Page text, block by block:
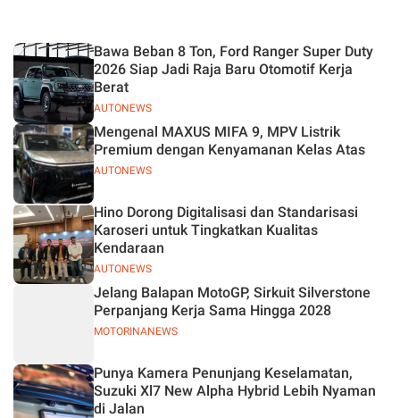
AUTONEWS
Bawa Beban 8 Ton, Ford Ranger Super Duty
2026 Siap Jadi Raja Baru Otomotif Kerja
Berat
AUTONEWS
Mengenal MAXUS MIFA 9, MPV Listrik
Premium dengan Kenyamanan Kelas Atas
AUTONEWS
Hino Dorong Digitalisasi dan Standarisasi
Karoseri untuk Tingkatkan Kualitas
Kendaraan
MOTORINANEWS
Jelang Balapan MotoGP, Sirkuit Silverstone
Perpanjang Kerja Sama Hingga 2028
Punya Kamera Penunjang Keselamatan,
Suzuki Xl7 New Alpha Hybrid Lebih Nyaman
di Jalan